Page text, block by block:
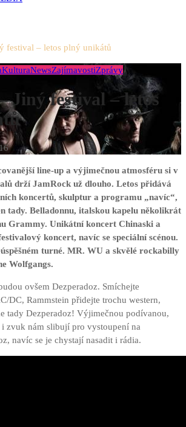
festival – letos plný unikátů
KulturaNewsZajímavostiZprávy
Jiný festival – letos
line-up a výjimečnou atmosféru si v
drží JamRock už dlouho. Letos přidává
koncertů, skulptur a programu „navíc“,
tady. Belladonnu, italskou kapelu několikrát
Grammy. Unikátní koncert Chinaski a
koncert, navíc se speciální scénou.
turné. MR. WU a skvělé rockabilly
Wolfgangs.
ovšem Dezperadoz. Smíchejte
DC, Rammstein přidejte trochu western,
tady Dezperadoz! Výjimečnou podívanou,
zvuk nám slibují pro vystoupení na
navíc se je chystají nasadit i rádia.